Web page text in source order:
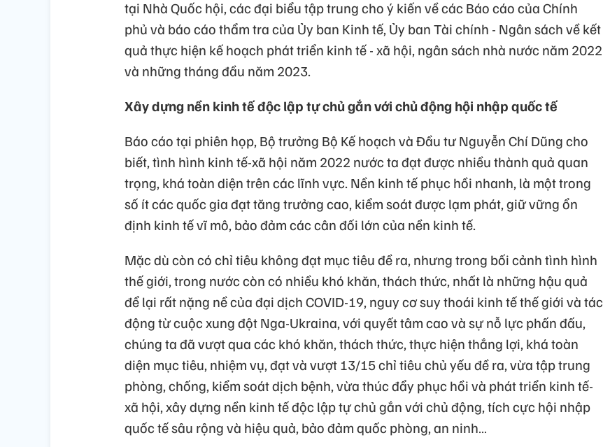
tại Nhà Quốc hội, các đại biểu tập trung cho ý kiến về các Báo cáo của Chính
phủ và báo cáo thẩm tra của Ủy ban Kinh tế, Ủy ban Tài chính - Ngân sách về kết
quả thực hiện kế hoạch phát triển kinh tế - xã hội, ngân sách nhà nước năm 2022
và những tháng đầu năm 2023.
Xây dựng nền kinh tế độc lập tự chủ gắn với chủ động hội nhập quốc tế
Báo cáo tại phiên họp, Bộ trưởng Bộ Kế hoạch và Đầu tư Nguyễn Chí Dũng cho
biết, tình hình kinh tế-xã hội năm 2022 nước ta đạt được nhiều thành quả quan
trọng, khá toàn diện trên các lĩnh vực. Nền kinh tế phục hồi nhanh, là một trong
số ít các quốc gia đạt tăng trưởng cao, kiểm soát được lạm phát, giữ vững ổn
định kinh tế vĩ mô, bảo đảm các cân đối lớn của nền kinh tế.
Mặc dù còn có chỉ tiêu không đạt mục tiêu đề ra, nhưng trong bối cảnh tình hình
thế giới, trong nước còn có nhiều khó khăn, thách thức, nhất là những hậu quả
để lại rất nặng nề của đại dịch COVID-19, nguy cơ suy thoái kinh tế thế giới và tác
động từ cuộc xung đột Nga-Ukraina, với quyết tâm cao và sự nỗ lực phấn đấu,
chúng ta đã vượt qua các khó khăn, thách thức, thực hiện thắng lợi, khá toàn
diện mục tiêu, nhiệm vụ, đạt và vượt 13/15 chỉ tiêu chủ yếu đề ra, vừa tập trung
phòng, chống, kiểm soát dịch bệnh, vừa thúc đẩy phục hồi và phát triển kinh tế-
xã hội, xây dựng nền kinh tế độc lập tự chủ gắn với chủ động, tích cực hội nhập
quốc tế sâu rộng và hiệu quả, bảo đảm quốc phòng, an ninh…